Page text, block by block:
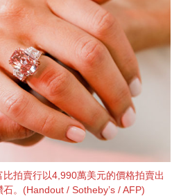
拍賣行以4,990萬美元的價格拍賣出
石。(Handout / Sotheby’s / AFP)